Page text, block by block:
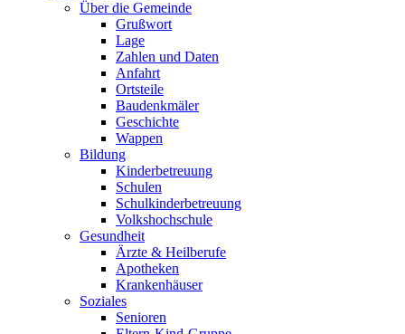
Über die Gemeinde
Grußwort
Lage
Zahlen und Daten
Anfahrt
Ortsteile
Baudenkmäler
Geschichte
Wappen
Bildung
Kinderbetreuung
Schulen
Schulkinderbetreuung
Volkshochschule
Gesundheit
Ärzte & Heilberufe
Apotheken
Krankenhäuser
Soziales
Senioren